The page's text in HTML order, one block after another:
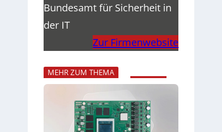
Bundesamt für Sicherheit in
der IT
Zur Firmenwebsite
MEHR ZUM THEMA